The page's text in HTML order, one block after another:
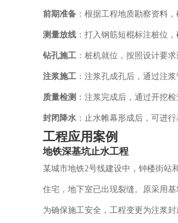
前期准备 ：根据工程地质勘察资料
测量放线 ：打入钢筋短棍标注桩位
钻孔施工 ：桩机就位，按照设计要
注浆施工 ：注浆孔成孔后，通过注
质量检测 ：注浆完成后，通过开挖
封闭降水 ：止水帷幕形成后，可进
工程应用案例
地铁深基坑止水工程
某城市地铁2号线建设中，钟楼街站
住宅，地下室已出现裂缝。原采用
为确保施工安全，工程变更为注浆